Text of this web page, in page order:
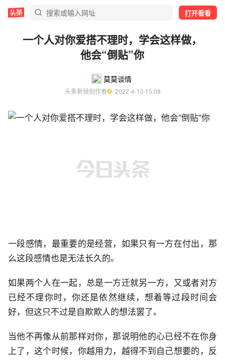
打开看看
一个人对你爱搭不理时，学会这样做，
他会“倒贴”你
莫莫谈情
头条新锐创作者
  2022-4-10 15:08
一段感情，最重要的是经营，如果只有一方在付出，那
么这段感情也是无法长久的。
如果两个人在一起，总是一方迁就另一方，又或者对方
已经不理你时，你还是依然继续，想着等过段时间会
好，但这只不过是自欺欺人的想法罢了。
当他不再像从前那样对你，那说明他的心已经不在你身
上了，这个时候，你越用力，越得不到自己想要的，反